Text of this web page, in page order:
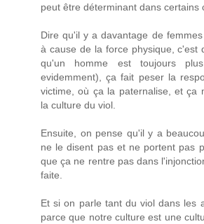
peut être déterminant dans certains
Dire qu'il y a davantage de
à cause de la force physique, c'est
qu'un homme est toujours
evidemment), ça fait peser la
victime, où ça la paternalise, et ça
la culture du viol.
Ensuite, on pense qu'il y a
ne le disent pas et ne portent pas
que ça ne rentre pas dans
faite.
Et si on parle tant du viol dans les
parce que notre culture est une